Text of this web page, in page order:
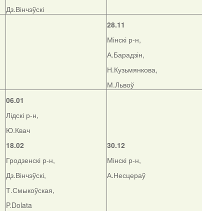
Дз.Вінчэўскі
28.11
Мінскі р-н,
А.Барадзін,
Н.Кузьмянкова,
М.Львоў
06.01
Лідскі р-н,
Ю.Квач
18.02
Гродзенскі р-н,
Дз.Вінчэўскі,
Т.Смыкоўская,
P.Dolata
30.12
Мінскі р-н,
А.Несцераў